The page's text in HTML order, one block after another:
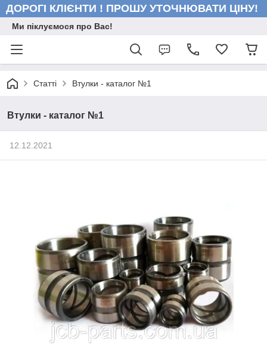
ДОРОГІ КЛІЄНТИ ! ПРОШУ УТОЧНЮВАТИ ЦІНУ!
Ми піклуємося про Вас!
Статті Втулки - каталог №1
Втулки - каталог №1
12.12.2021